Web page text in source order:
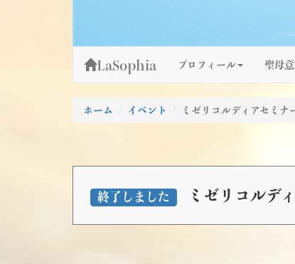
LaSophia プロフィール 聖母
ホーム イベント ミゼリコルディアセミナ
終了しました ミゼリコルデ